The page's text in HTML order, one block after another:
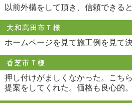
以前外構をして頂き、信頼できる
大和高田市Ｔ様
ホームページを見て施工例を見て
香芝市Ｔ様
押し付けがましくなかった。こち
提案をしてくれた。価格も良心的。